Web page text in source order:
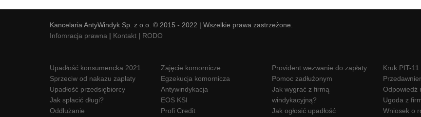
Kancelaria AntyWindyk Sp. z o.o. © 2015 - 2022 | Wszelkie prawa zastrzeżone.
Infomracja prawna | Kontakt | RODO
Upadłość konsumencka 2021
Sprzeciw od nakazu zapłaty
Upadłość przedsiębiorcy
Jak spłacić długi?
Oddłużanie
Zajęcie komornicze
Egzekucja komornicza
Antywindykacja
EOS KSI
Profi Credit
Provident wezwanie do zapłaty
Pomoc zadłużonym
Jak wygrać z firmą
windykacyjną?
Jak ogłosić upadłość
Kruk PIT-11
Odpowiedź
Ugoda z
Wniosek o